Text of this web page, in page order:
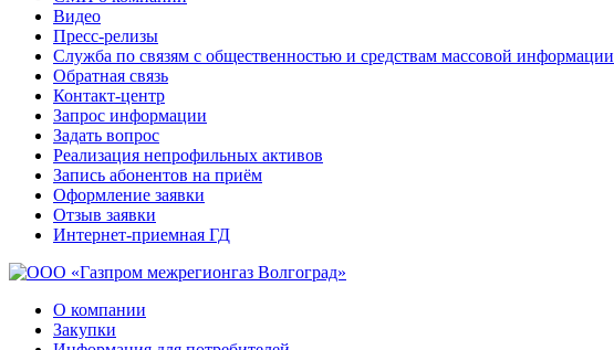
Видео
Пресс-релизы
Служба по связям с общественностью и средствам массовой информации
Обратная связь
Контакт-центр
Запрос информации
Задать вопрос
Реализация непрофильных активов
Запись абонентов на приём
Оформление заявки
Отзыв заявки
Интернет-приемная ГД
О компании
Закупки